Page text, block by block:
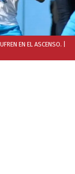
EN EL ASCENSO.